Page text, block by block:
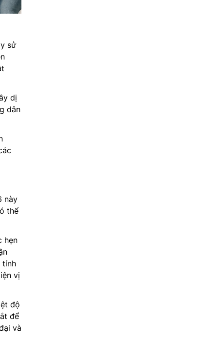
sử
dị
dân
này
thể
hẹn
tính
vị
độ
để
và